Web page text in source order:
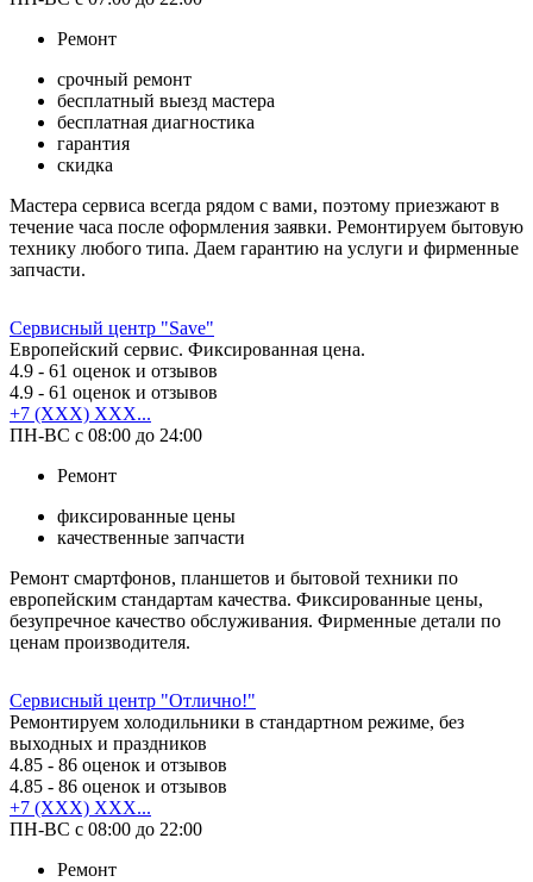
Ремонт
срочный ремонт
бесплатный выезд мастера
бесплатная диагностика
гарантия
скидка
Мастера сервиса всегда рядом с вами, поэтому приезжают в
течение часа после оформления заявки. Ремонтируем бытовую
технику любого типа. Даем гарантию на услуги и фирменные
запчасти.
Сервисный центр "Save"
Европейский сервис. Фиксированная цена.
4.9 - 61 оценок и отзывов
4.9 - 61 оценок и отзывов
+7 (XXX) XXX...
ПН-ВС с 08:00 до 24:00
Ремонт
фиксированные цены
качественные запчасти
Ремонт смартфонов, планшетов и бытовой техники по
европейским стандартам качества. Фиксированные цены,
безупречное качество обслуживания. Фирменные детали по
ценам производителя.
Сервисный центр "Отлично!"
Ремонтируем холодильники в стандартном режиме, без
выходных и праздников
4.85 - 86 оценок и отзывов
4.85 - 86 оценок и отзывов
+7 (XXX) XXX...
ПН-ВС с 08:00 до 22:00
Ремонт